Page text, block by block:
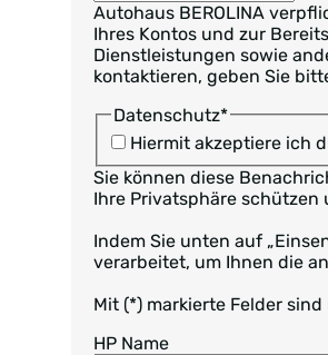
Autohaus BEROLINA
Ihres Kontos und zur
Dienstleistungen sowie
kontaktieren, geben Sie
Datenschutz*
Hiermit akzeptiere ich
Sie können diese
Ihre Privatsphäre
Indem Sie unten auf
verarbeitet, um Ihnen die
Mit (*) markierte Felder
HP Name